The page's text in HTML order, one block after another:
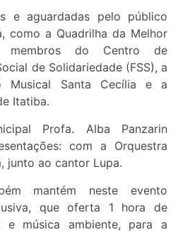
e aguardadas pelo público
como a Quadrilha da Melhor
membros do Centro de
de Solidariedade (FSS), a
Musical Santa Cecília e a
Itatiba.
Profa. Alba Panzarin
com a Orquestra
junto ao cantor Lupa.
mantém neste evento
que oferta 1 hora de
e música ambiente, para a